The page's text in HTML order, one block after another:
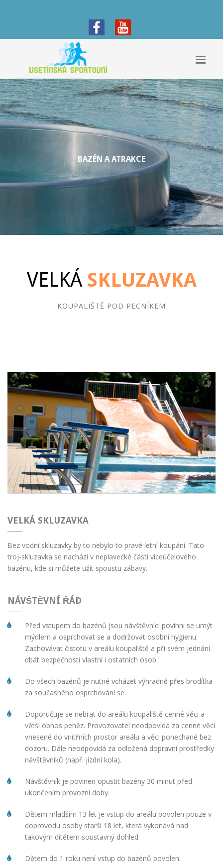
BAZÉN A ATRAKCE
VELKÁSKLUZAVKA
KOUPALIŠTĚ POD PECNÍKEM
VELKÁ SKLUZAVKA
Bez vodní skluzavky by to nebylo to pravé letní koupání. Tato
troj-skluzavka se nachází v neplavecké části víceúčelového
bazénu, kde si můžete užít spoustu zábavy.
NÁVŠTĚVNÍ ŘÁD
Před vstupem do bazénů jsou návštěvníci povinni se umýt
mýdlem a osprchovat se a dodržovat osobní hygienu.
Zachovávat čistotu v areálu koupaliště a při svém jednání
dbát bezpečnosti vlastní i ostatních osob.
Do všech bazénů je nutné vcházet výhradně přes brodítka
za současného osprchování se.
Doporučuje se nebrat do areálu koupaliště cenné věci a
větší obnos peněz. Provozovatel neodpovídá za cenné věci
vnesené do vnitřních prostor areálu a věci ponechané bez
dozoru. Dále neodpovídá za odložená dopravní prostředky
návštěvníků (např. jízdní kola).
Návštěvník je povinen opustit bazény 30 minut před
ukončením provozní doby.
Dětem mladším 13 let je vstup do areálu povolen pouze v
doprovodu osoby starší 18 let, která vykonává nad
takovým dítětem soustavný dohled.
Dětem do 1 roku není vstup do bazénů povolen.